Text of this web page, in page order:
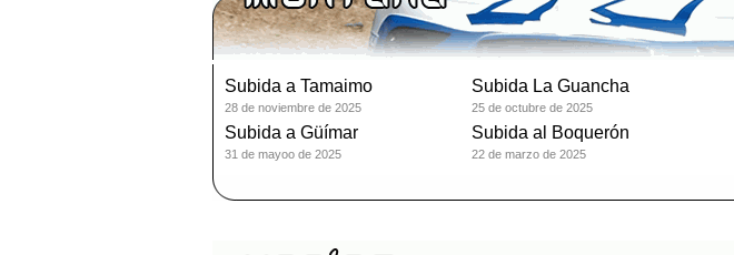
Subida a Tamaimo
28 de noviembre de 2025
Subida La Guancha
25 de octubre de 2025
Subida a Güímar
31 de mayoo de 2025
Subida al Boquerón
22 de marzo de 2025